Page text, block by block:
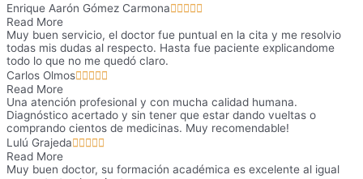
Enrique Aarón Gómez Carmona
Read More
Muy buen servicio, el doctor fue puntual en la cita y me resolvio
todas mis dudas al respecto. Hasta fue paciente explicandome
todo lo que no me quedó claro.
Carlos Olmos
Read More
Una atención profesional y con mucha calidad humana.
Diagnóstico acertado y sin tener que estar dando vueltas o
comprando cientos de medicinas. Muy recomendable!
Lulú Grajeda
Read More
Muy buen doctor, su formación académica es excelente al igual